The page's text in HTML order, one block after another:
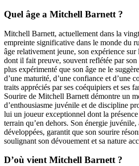
Quel âge a Mitchell Barnett ?
Mitchell Barnett, actuellement dans la
empreinte significative dans le monde du
âge relativement jeune, son expérience sur
dont il fait preuve, souvent reflétée par
plus expérimenté que son âge ne le
d’une maturité, d’une confiance et d’une
traits appréciés par ses coéquipiers et ses
Sourire de Mitchell Barnett démontre un
d’enthousiasme juvénile et de discipline
lui un joueur exceptionnel dont la
terrain qu’en dehors. Son énergie juvénile,
développées, garantit que son sourire
soulignant son dévouement et sa nature
D’où vient Mitchell Barnett ?